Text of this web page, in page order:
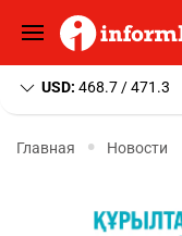
USD: 468.7 / 471.3
Главная Новости